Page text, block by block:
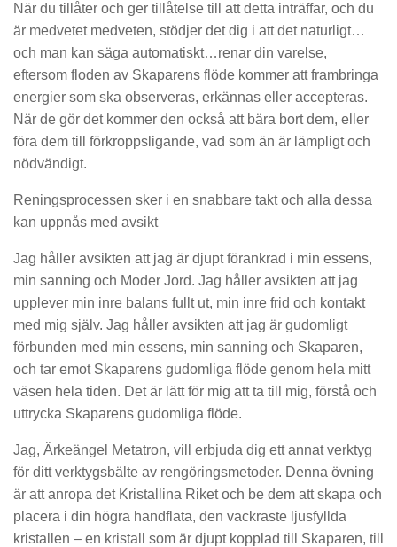
När du tillåter och ger tillåtelse till att detta inträffar, och du
är medvetet medveten, stödjer det dig i att det naturligt…
och man kan säga automatiskt…renar din varelse,
eftersom floden av Skaparens flöde kommer att frambringa
energier som ska observeras, erkännas eller accepteras.
När de gör det kommer den också att bära bort dem, eller
föra dem till förkroppsligande, vad som än är lämpligt och
nödvändigt.
Reningsprocessen sker i en snabbare takt och alla dessa
kan uppnås med avsikt
Jag håller avsikten att jag är djupt förankrad i min essens,
min sanning och Moder Jord. Jag håller avsikten att jag
upplever min inre balans fullt ut, min inre frid och kontakt
med mig själv. Jag håller avsikten att jag är gudomligt
förbunden med min essens, min sanning och Skaparen,
och tar emot Skaparens gudomliga flöde genom hela mitt
väsen hela tiden. Det är lätt för mig att ta till mig, förstå och
uttrycka Skaparens gudomliga flöde.
Jag, Ärkeängel Metatron, vill erbjuda dig ett annat verktyg
för ditt verktygsbälte av rengöringsmetoder. Denna övning
är att anropa det Kristallina Riket och be dem att skapa och
placera i din högra handflata, den vackraste ljusfyllda
kristallen – en kristall som är djupt kopplad till Skaparen, till